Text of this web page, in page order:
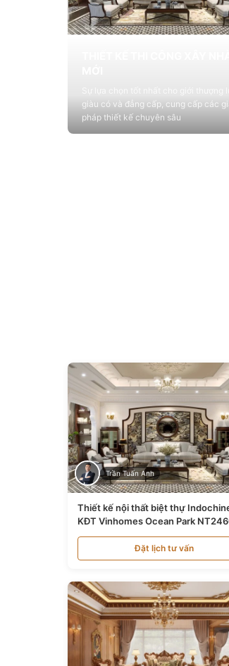
giàu có và đẳng cấp, cung cấp các
pháp thiết kế chuyên sâu
Trần Tuấn Anh
Thiết kế nội thất biệt thự
KĐT Vinhomes Ocean Park
Đặt lịch tư vấn